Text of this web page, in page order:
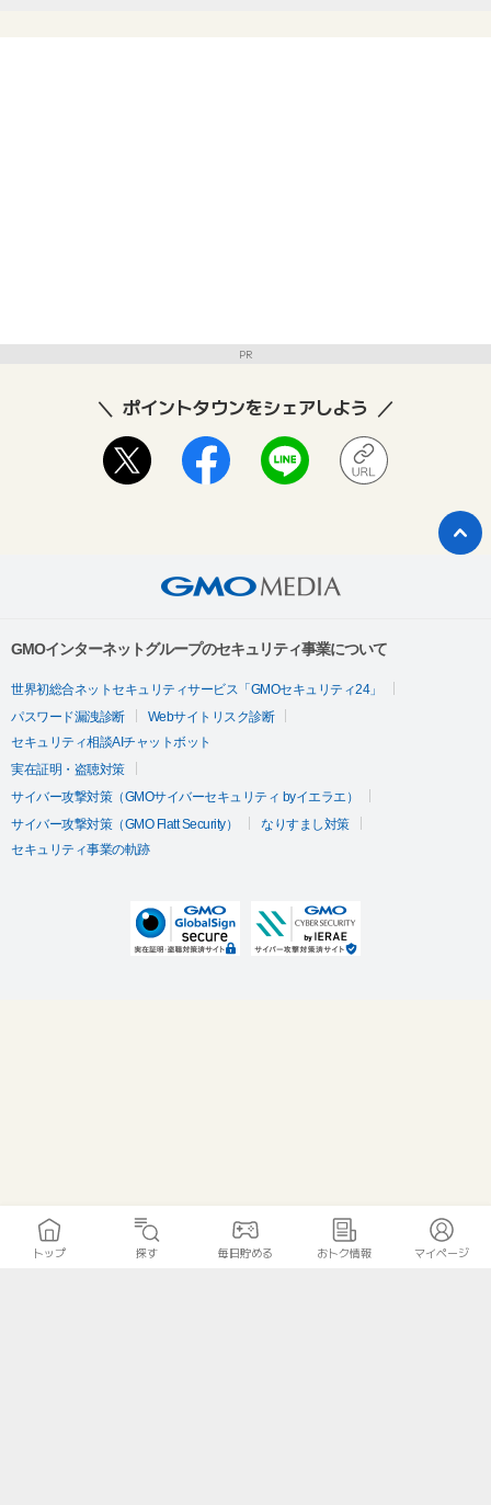
PR
ポイントタウンをシェアしよう
GMOインターネットグループのセキュリティ事業について
世界初総合ネットセキュリティサービス「GMOセキュリティ24」
パスワード漏洩診断
Webサイトリスク診断
セキュリティ相談AIチャットボット
実在証明・盗聴対策
サイバー攻撃対策（GMOサイバーセキュリティ byイエラエ）
サイバー攻撃対策（GMO Flatt Security）
なりすまし対策
セキュリティ事業の軌跡
トップ 探す 毎日貯める おトク情報 マイページ